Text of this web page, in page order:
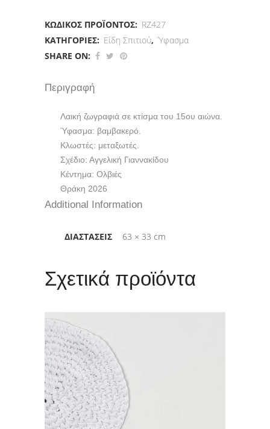
ΚΩΔΙΚΌΣ ΠΡΟΪΌΝΤΟΣ: RZ427
ΚΑΤΗΓΟΡΊΕΣ: Είδη Σπιτιού, Ύφασμα
SHARE ON:
Περιγραφή
Λαική ζωγραφιά σε κτίσμα του 15ου αιώνα.
Ύφασμα: βαμβακερό.
Κλωστές: μεταξωτές.
Σχέδιο: Αγγελική Γιαννακίδου
Κέντημα: Ολβιές
Θράκη 2026
Additional Information
ΔΙΑΣΤΆΣΕΙΣ 63 × 33 cm
Σχετικά προϊόντα